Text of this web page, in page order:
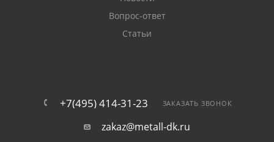
Вопрос-ответ
Статьи
+7(495) 414-31-23 ЗАКАЗАТЬ ЗВОНОК
zakaz@metall-dk.ru